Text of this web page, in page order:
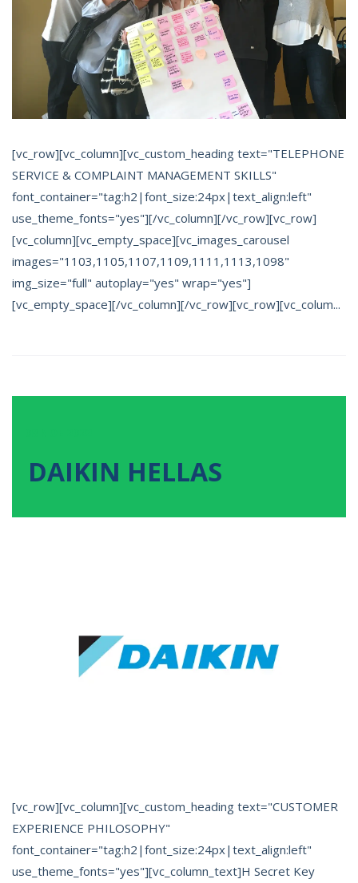
[vc_row][vc_column][vc_custom_heading text="TELEPHONE
SERVICE & COMPLAINT MANAGEMENT SKILLS"
font_container="tag:h2|font_size:24px|text_align:left"
use_theme_fonts="yes"][/vc_column][/vc_row][vc_row]
[vc_column][vc_empty_space][vc_images_carousel
images="1103,1105,1107,1109,1111,1113,1098"
img_size="full" autoplay="yes" wrap="yes"]
[vc_empty_space][/vc_column][/vc_row][vc_row][vc_colum...
DAIKIN HELLAS
[vc_row][vc_column][vc_custom_heading text="CUSTOMER
EXPERIENCE PHILOSOPHY"
font_container="tag:h2|font_size:24px|text_align:left"
use_theme_fonts="yes"][vc_column_text]Η Secret Key